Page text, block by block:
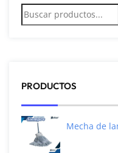
PRODUCTOS
Mecha de